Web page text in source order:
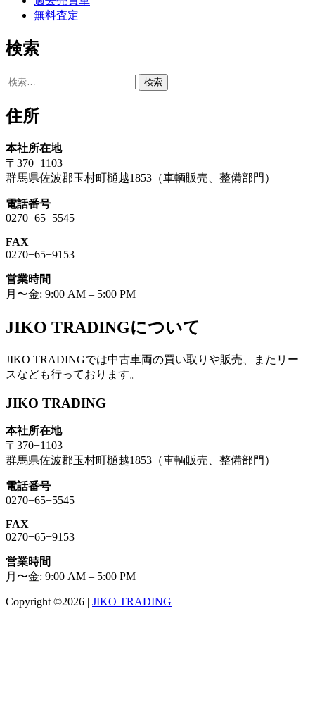
無料査定
検索
検
住所
本社所在地
〒370−1103
群馬県佐波郡玉村町樋越1853（車輌販売、整備部門）
電話番号
0270−65−5545
FAX
0270−65−9153
営業時間
月〜金: 9:00 AM – 5:00 PM
JIKO TRADINGについて
JIKO TRADINGでは中古車両の買い取りや販売、またリー
スなども行っております。
JIKO TRADING
本社所在地
〒370−1103
群馬県佐波郡玉村町樋越1853（車輌販売、整備部門）
電話番号
0270−65−5545
FAX
0270−65−9153
営業時間
月〜金: 9:00 AM – 5:00 PM
Copyright ©2026 | JIKO TRADING